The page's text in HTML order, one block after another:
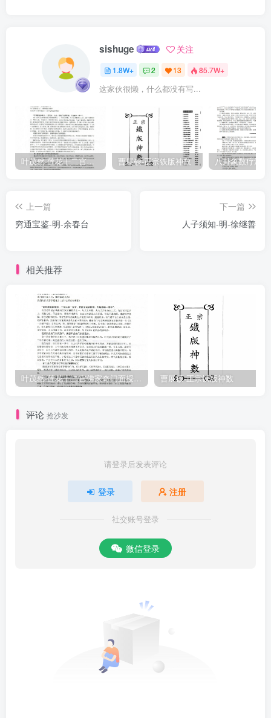
然，获兔鱼必由筌蹄，能乐学必兴其艺，有心于是，而欲齐唐举之
肩，接许负之踵，谅亦不能不自此始尔。皇庆二年苍龙癸丑瑞阳日秋
潭薛延年寿之序。人伦大统赋·卷上△贵贱定於骨法，忧喜见於形容。
〔凡人贤愚、贵贱、修短、吉凶、成败、利钝，皆定於骨法也。骨为
君，肉为臣，骨肉欲其相辅为贵，若露骨肉薄者主於下贱。忧喜乃未
来之事，人莫能知。忧喜未分，则气色朝夕发於面部，青忧疑，赤口
舌，白哭泣，黑死墓，黄喜庆。)△悔吝生於动作作之始，成败在乎决
当刚断而不可狐疑，故举动所谋能决则必成，少疑则事乱。)△气清体
赢，虽才高而不久。神强骨壮，保遐毅以无穷。〔气清体赢者，谓之
钟。〔冠玉者，美玉也。人颜色要莹然温润，若美玉无瑕乃贵。钟声
良久不绝，人声发於丹田，贵乎深远。若浅短蹇涩破散，天贱之相
也。〕△四渎最宜深且阔，五狱必须穹与隆。〔四渎最宜深阔，崖岸
有川流之形，不为漫散破缺。五岳要有峻极之势。)△五宫欲其明而
正，六府欲其实而充。〔五官者，一口、二鼻、三耳、四目、五人
中，欲其明而端正，不宜孤露偏邪。六府者，两辅骨、两颧骨，两颐
骨，欲其充实相辅，不欲支离孤露。)△一宫成十年贵显，一府就十载
载丰足。)
sishuge 关注
1.8W+ 2 13 85.7W+
这家伙很懒，什么都没有写...
叶茂然-莲花十二宫佛家奇门面授及答疑 曹展硕-正宗铁版神数
上一篇
穷通宝鉴-明-余春台
下一篇
人子须知-明-徐继善
相关推荐
曹展硕-正宗铁版神数
评论 抢沙发
请登录后发表评论
登录 注册
社交账号登录
微信登录